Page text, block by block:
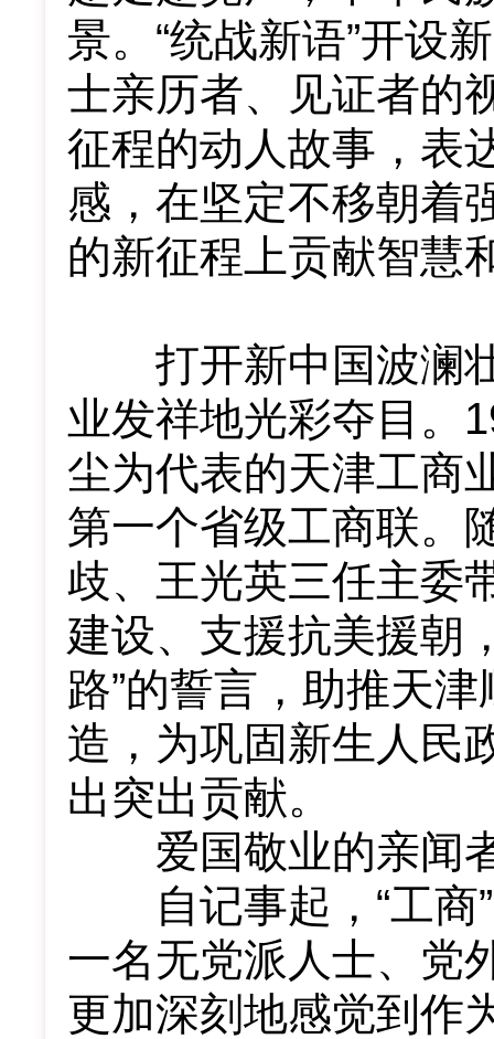
景。“统战新语”开设
士亲历者、见证者的
征程的动人故事，表
感，在坚定不移朝着
的新征程上贡献智慧
打开新中国波澜壮
业发祥地光彩夺目。
尘为代表的天津工商
第一个省级工商联。
歧、王光英三任主委
建设、支援抗美援朝
路”的誓言，助推天
造，为巩固新生人民
出突出贡献。
爱国敬业的亲闻
自记事起，“工商”
一名无党派人士、党
更加深刻地感觉到作